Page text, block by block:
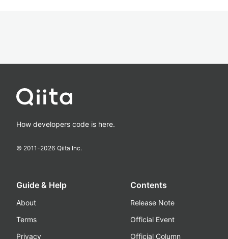
How developers code is here.
© 2011-2026 Qiita Inc.
Guide & Help
About
Terms
Privacy
Contents
Release Note
Official Event
Official Column